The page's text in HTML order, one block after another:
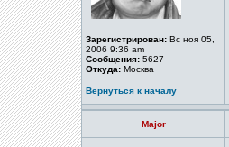
Зарегистрирован: Вс ноя 05,
2006 9:36 am
Сообщения: 5627
Откуда: Москва
Вернуться к началу
Major